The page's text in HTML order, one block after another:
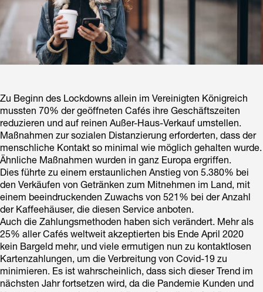
Zu Beginn des Lockdowns allein im Vereinigten Königreich
mussten 70% der geöffneten Cafés ihre Geschäftszeiten
reduzieren und auf reinen Außer-Haus-Verkauf umstellen.
Maßnahmen zur sozialen Distanzierung erforderten, dass der
menschliche Kontakt so minimal wie möglich gehalten wurde.
Ähnliche Maßnahmen wurden in ganz Europa ergriffen.
Dies führte zu einem erstaunlichen Anstieg von 5.380% bei
den Verkäufen von Getränken zum Mitnehmen im Land, mit
einem beeindruckenden Zuwachs von 521% bei der Anzahl
der Kaffeehäuser, die diesen Service anboten.
Auch die Zahlungsmethoden haben sich verändert. Mehr als
25% aller Cafés weltweit akzeptierten bis Ende April 2020
kein Bargeld mehr, und viele ermutigen nun zu kontaktlosen
Kartenzahlungen, um die Verbreitung von Covid-19 zu
minimieren. Es ist wahrscheinlich, dass sich dieser Trend im
nächsten Jahr fortsetzen wird, da die Pandemie Kunden und